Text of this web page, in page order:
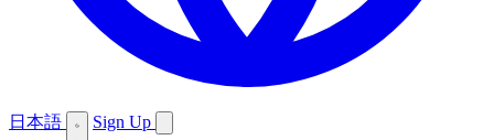
日本語 Sign Up